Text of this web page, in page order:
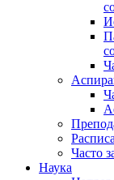
Часто
Наука